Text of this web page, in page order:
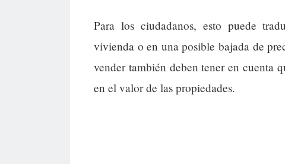
Para los ciudadanos, esto puede
vivienda o en una posible bajada de
vender también deben tener en cuenta
en el valor de las propiedades.